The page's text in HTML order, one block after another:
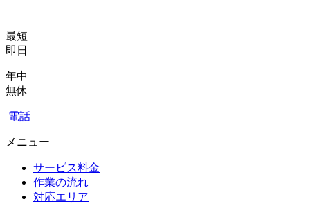
最短
即日
年中
無休
電話
メニュー
サービス料金
作業の流れ
対応エリア